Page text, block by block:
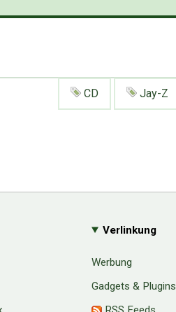
CD Jay-Z
Verlinkung
Werbung
Gadgets & Plugins